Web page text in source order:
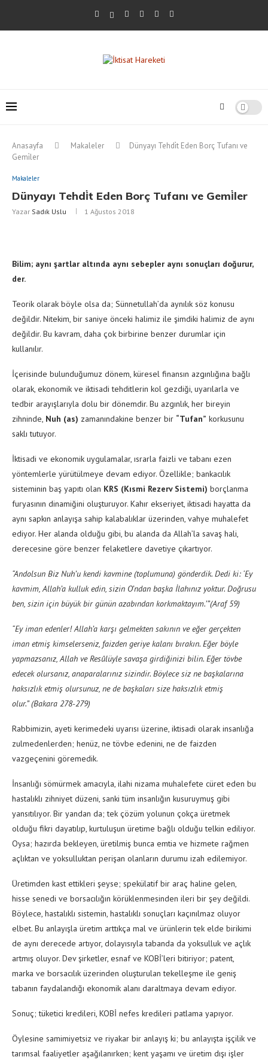
Anasayfa Makaleler
Dünyayı Tehdi̇t Eden Borç Tufanı ve
Gemi̇ler
Makaleler
Dünyayı Tehdi̇t Eden Borç Tufanı ve Gemi̇ler
Yazar Sadık Uslu 1 Ağustos 2018
Bilim; aynı şartlar altında aynı sebepler aynı sonuçları doğurur,
der.
Teorik olarak böyle olsa da; Sünnetullah’da aynılık söz konusu
değildir. Nitekim, bir saniye önceki halimiz ile şimdiki halimiz de aynı
değildir. Bu kavram, daha çok birbirine benzer durumlar için
kullanılır.
İçerisinde bulunduğumuz dönem, küresel finansın azgınlığına bağlı
olarak, ekonomik ve iktisadi tehditlerin kol gezdiği, uyarılarla ve
tedbir arayışlarıyla dolu bir dönemdir. Bu azgınlık, her bireyin
zihninde, Nuh (as) zamanındakine benzer bir “Tufan” korkusunu
saklı tutuyor.
İktisadi ve ekonomik uygulamalar, ısrarla faizli ve tabanı ezen
yöntemlerle yürütülmeye devam ediyor. Özellikle; bankacılık
sisteminin baş yapıtı olan KRS (Kısmi Rezerv Sistemi) borçlanma
furyasının dinamiğini oluşturuyor. Kahır ekseriyet, iktisadi hayatta da
aynı sapkın anlayışa sahip kalabalıklar üzerinden, vahye muhalefet
ediyor. Her alanda olduğu gibi, bu alanda da Allah’la savaş hali,
derecesine göre benzer felaketlere davetiye çıkartıyor.
“Andolsun Biz Nuh’u kendi kavmine (toplumuna) gönderdik. Dedi ki: ‘Ey
kavmim, Allah’a kulluk edin, sizin O’ndan başka İlahınız yoktur. Doğrusu
ben, sizin için büyük bir günün azabından korkmaktayım.’”(Araf 59)
“Ey iman edenler! Allah’a karşı gelmekten sakının ve eğer gerçekten
iman etmiş kimselerseniz, faizden geriye kalanı bırakın. Eğer böyle
yapmazsanız, Allah ve Resûlüyle savaşa girdiğinizi bilin. Eğer tövbe
edecek olursanız, anaparalarınız sizindir. Böylece siz ne başkalarına
haksızlık etmiş olursunuz, ne de başkaları size haksızlık etmiş
olur.”(Bakara 278-279)
Rabbimizin, ayeti kerimedeki uyarısı üzerine, iktisadi olarak insanlığa
zulmedenlerden; henüz, ne tövbe edenini, ne de faizden
vazgeçenini göremedik.
İnsanlığı sömürmek amacıyla, ilahi nizama muhalefete cüret eden bu
hastalıklı zihniyet düzeni, sanki tüm insanlığın kusuruymuş gibi
yansıtılıyor. Bir yandan da; tek çözüm yolunun çokça üretmek
olduğu fikri dayatılıp, kurtuluşun üretime bağlı olduğu telkin ediliyor.
Oysa; hazırda bekleyen, üretilmiş bunca emtia ve hizmete rağmen
açlıktan ve yoksulluktan perişan olanların durumu izah edilemiyor.
Üretimden kast ettikleri şeyse; spekülatif bir araç haline gelen,
hisse senedi ve borsacılığın körüklenmesinden ileri bir şey değildi.
Böylece, hastalıklı sistemin, hastalıklı sonuçları kaçınılmaz oluyor
elbet. Bu anlayışla üretim arttıkça mal ve ürünlerin tek elde birikimi
de aynı derecede artıyor, dolayısıyla tabanda da yoksulluk ve açlık
artmış oluyor. Dev şirketler, esnaf ve KOBİ’leri bitiriyor; patent,
marka ve borsacılık üzerinden oluşturulan tekelleşme ile geniş
tabanın faydalandığı ekonomik alanı daraltmaya devam ediyor.
Sonuç; tüketici kredileri, KOBİ nefes kredileri patlama yapıyor.
Öylesine samimiyetsiz ve riyakar bir anlayış ki; bu anlayışta işçilik ve
tarımsal faaliyetler aşağılanırken; kent yaşamı ve üretim dışı işler